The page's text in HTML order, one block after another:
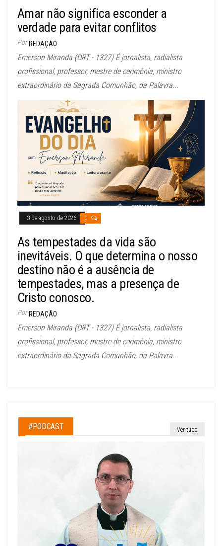
Amar não significa esconder a
verdade para evitar conflitos
Por REDAÇÃO
Emerson Miranda (DRT - 1327) É jornalista, radialista
profissional, professor, mestre de cerimônia, ministro
extraordinário da Sagrada Comunhão, da Palavra...
3 de agosto de 2026 0
As tempestades da vida são
inevitáveis. O que determina o nosso
destino não é a ausência de
tempestades, mas a presença de
Cristo conosco.
Por REDAÇÃO
Emerson Miranda (DRT - 1327) É jornalista, radialista
profissional, professor, mestre de cerimônia, ministro
extraordinário da Sagrada Comunhão, da Palavra...
#PODCAST Ver tudo